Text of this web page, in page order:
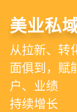
美业拓
美业全域引
案，一站式
锁、升难题
美容院
6套美业拓
信拓客模板
裂变获客，
长
美业私
从拉新、转
面俱到，赋
户、业绩
持续增长